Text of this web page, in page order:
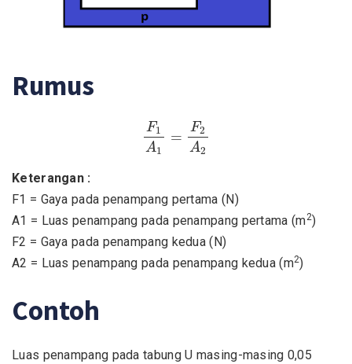
Rumus
F1
A1
=
F2
A2
F1 F2
Keterangan :
F1 = Gaya pada penampang pertama (N)
A1 = Luas penampang pada penampang pertama (m2)
F2 = Gaya pada penampang kedua (N)
A2 = Luas penampang pada penampang kedua (m2)
Contoh
Luas penampang pada tabung U masing-masing 0,05